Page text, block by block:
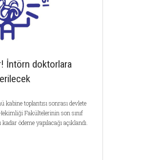
İntörn doktorlara
kabine toplantısı sonrası devlete
Fakültelerinin son sınıf
ödeme yapılacağı açıklandı.